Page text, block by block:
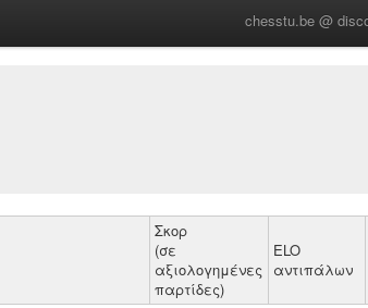
chesstu.be @
Σκορ
(σε
αξιολογημένες
παρτίδες)
ELO
αντιπάλων